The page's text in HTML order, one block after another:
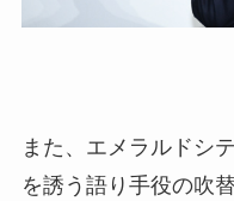
また、エメラルドシ
を誘う語り手役の吹